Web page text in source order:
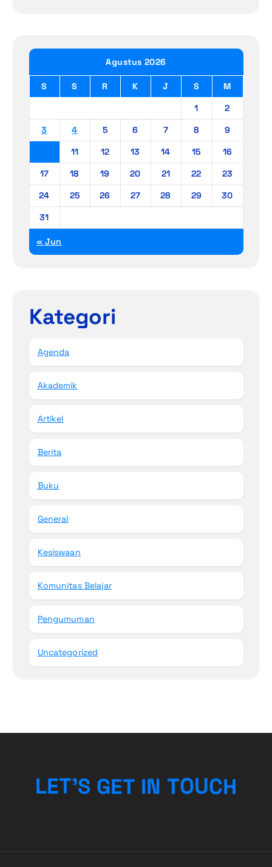
Agustus 2026
S S R K J S
M
1
2
3
4 5 6 7 8
9
11 12 13 14 15
16
17
18 19 20 21 22
23
24
25 26 27 28 29
30
31
« Jun
Kategori
Agenda
Akademik
Artikel
Berita
Buku
General
Kesiswaan
Komunitas Belajar
Pengumuman
Uncategorized
LET’S GET IN TOUCH